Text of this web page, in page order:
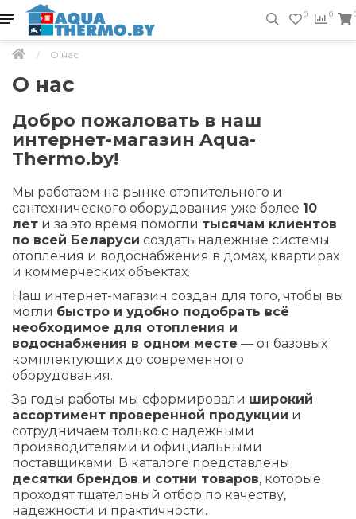
0 0
О нас
О нас
Добро пожаловать в наш
интернет-магазин Aqua-
Thermo.by!
Мы работаем на рынке отопительного и
сантехнического оборудования уже более 10
лет и за это время помогли тысячам клиентов
по всей Беларуси создать надежные системы
отопления и водоснабжения в домах, квартирах
и коммерческих объектах.
Наш интернет-магазин создан для того, чтобы вы
могли быстро и удобно подобрать всё
необходимое для отопления и
водоснабжения в одном месте — от базовых
комплектующих до современного
оборудования.
За годы работы мы сформировали широкий
ассортимент проверенной продукции и
сотрудничаем только с надежными
производителями и официальными
поставщиками. В каталоге представлены
десятки брендов и сотни товаров, которые
проходят тщательный отбор по качеству,
надежности и практичности.